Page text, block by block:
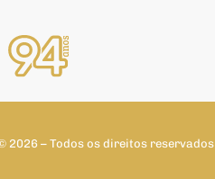
2026 – Todos os direitos reservados